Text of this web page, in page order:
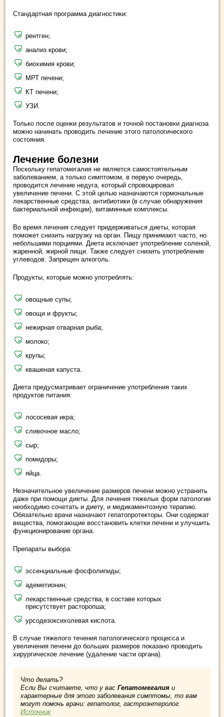
Стандартная программа диагностики:
рентген;
анализ крови;
биохимия крови;
МРТ печени;
КТ печени;
УЗИ.
Только после оценки результатов и точной постановки диагноза
можно начинать проводить лечение этого патологического
состояния.
Лечение болезни
Поскольку гепатомегалия не является самостоятельным
заболеванием, а только симптомом, в первую очередь,
проводится лечение недуга, который спровоцировал
увеличение печени. С этой целью назначаются гормональные
лекарственные средства, антибиотики (в случае обнаружения
бактериальной инфекции), витаминные комплексы.
Во время лечения следует придерживаться диеты, которая
поможет снизить нагрузку на орган. Пищу принимают часто, но
небольшими порциями. Диета исключает употребление соленой,
жаренной, жирной пищи. Также следует снизить употребление
углеводов. Запрещен алкоголь.
Продукты, которые можно употреблять:
овощные супы;
овощи и фрукты;
нежирная отварная рыба;
молоко;
крупы;
квашеная капуста.
Диета предусматривает ограничение употребления таких
продуктов питания:
лососевая икра;
сливочное масло;
сыр;
помидоры;
яйца.
Незначительное увеличение размеров печени можно устранить
даже при помощи диеты. Для лечения тяжелых форм патологии
необходимо сочетать и диету, и медикаментозную терапию.
Обязательно врачи назначают гепатопротекторы. Они содержат
вещества, помогающие восстановить клетки печени и улучшить
функционирование органа.
Препараты выбора:
эссенциальные фосфолипиды;
адеметионин;
лекарственные средства, в составе которых
присутствует расторопша;
урсодезоксихолевая кислота.
В случае тяжелого течения патологического процесса и
увеличения печени до больших размеров показано проводить
хирургическое лечение (удаление части органа).
Что делать?
Если Вы считаете, что у вас Гепатомегалия и
характерные для этого заболевания симптомы, то вам
могут помочь врачи: гепатолог, гастроэнтеролог.
Источник